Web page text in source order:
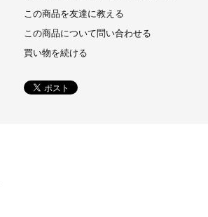
この商品を友達に教える
この商品について問い合わせる
買い物を続ける